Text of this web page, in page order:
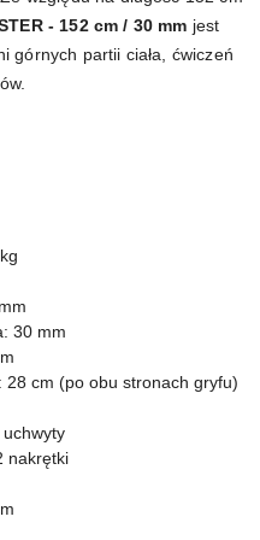
- 152 cm / 30 mm jest
górnych partii ciała, ćwiczeń
30 mm
28 cm (po obu stronach gryfu)
uchwyty
nakrętki